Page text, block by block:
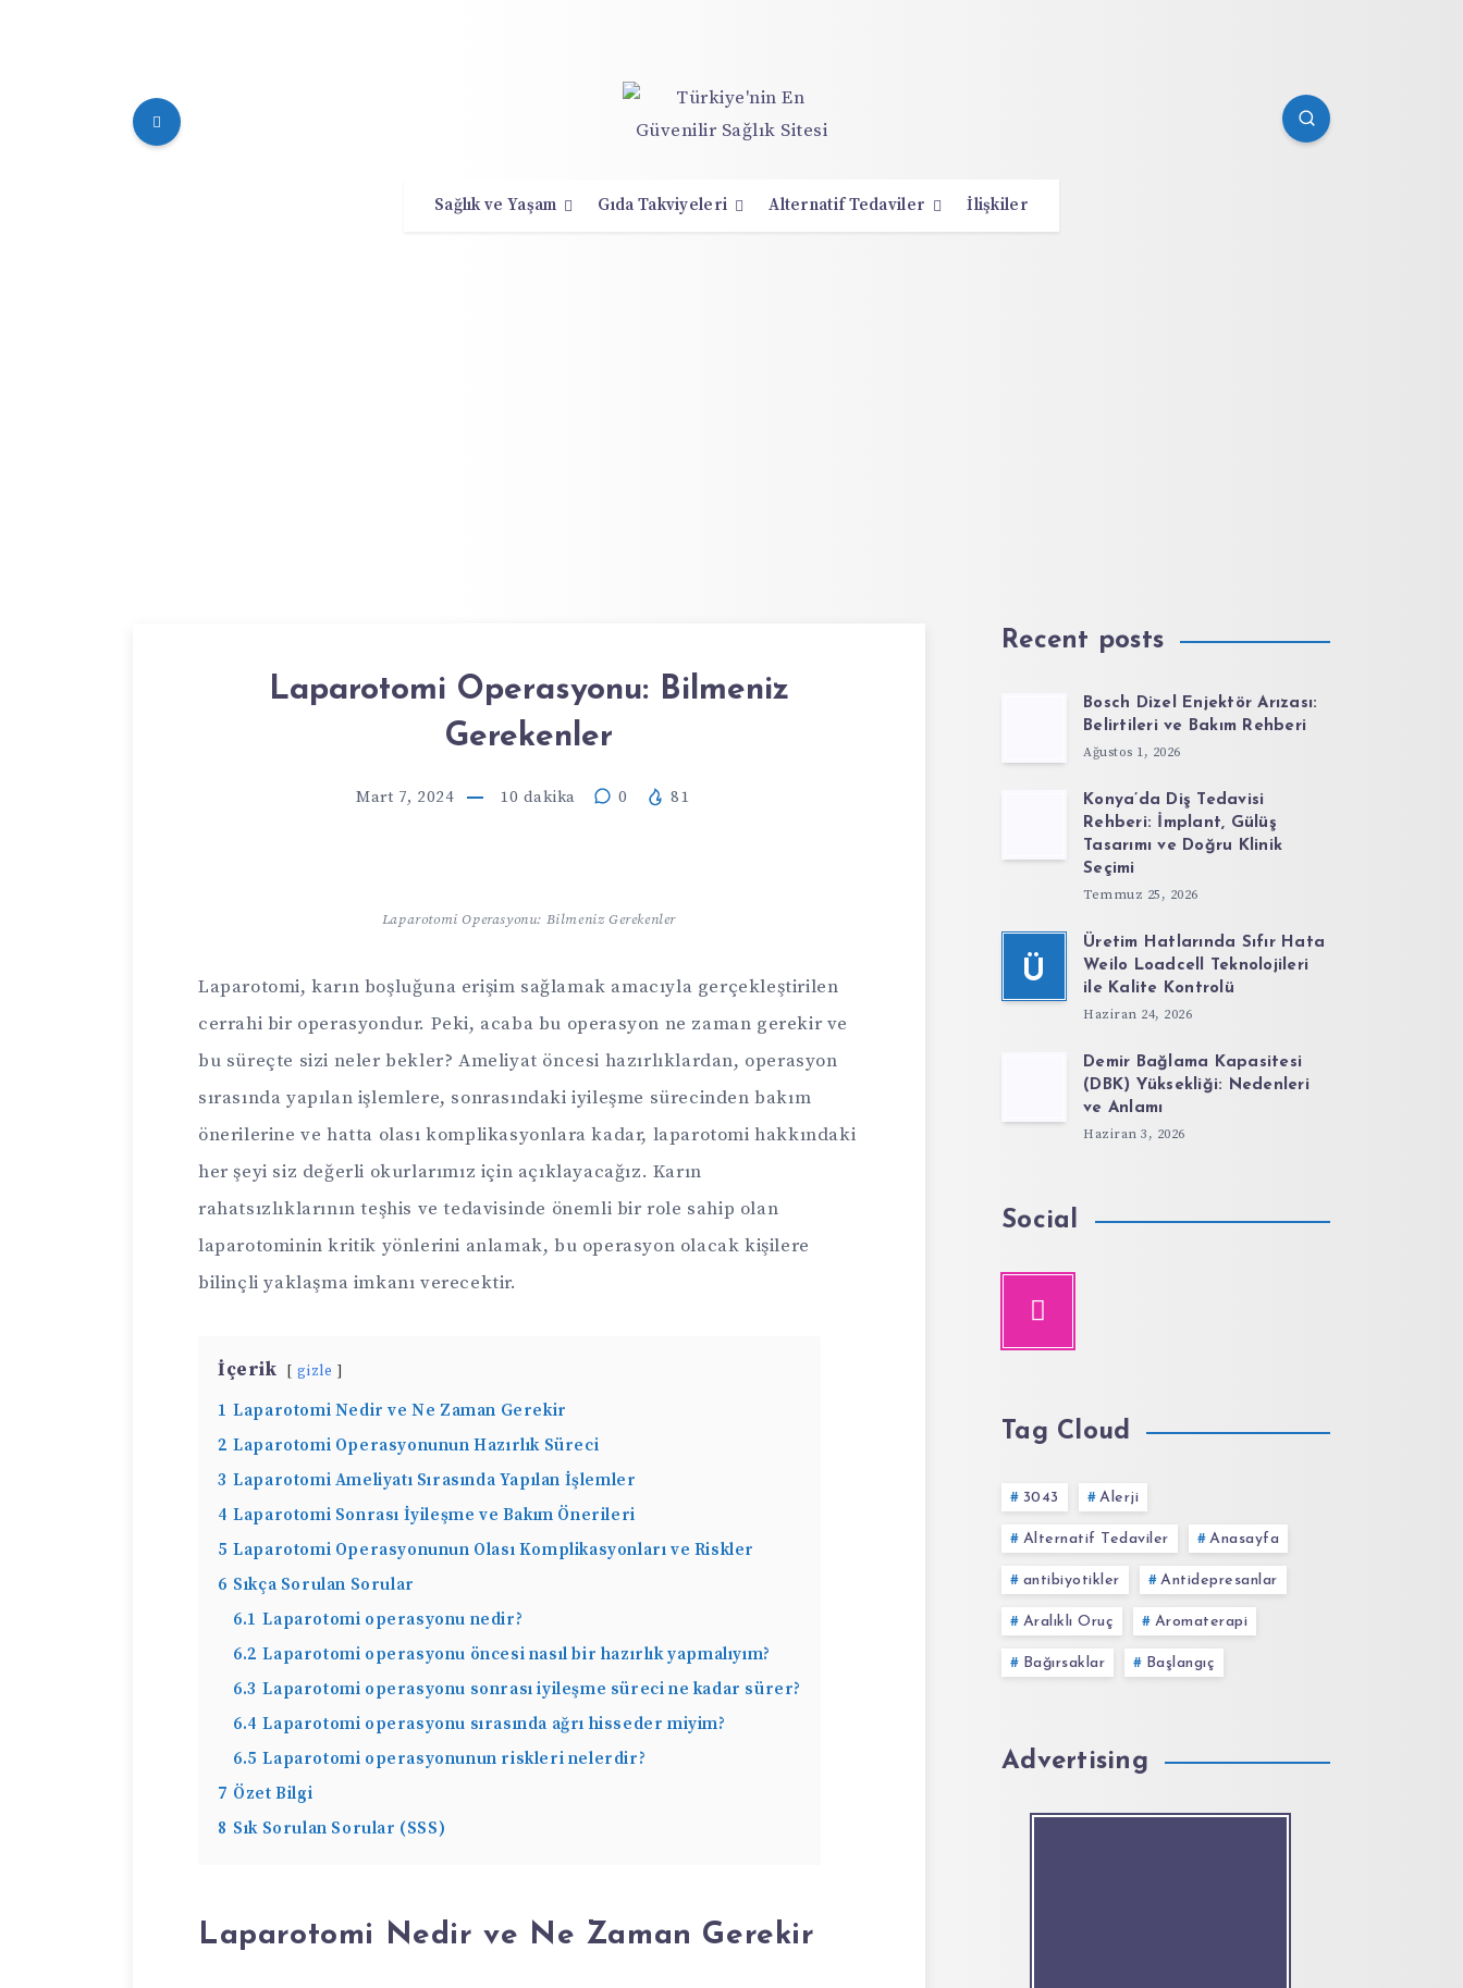
Sağlık ve Yaşam Gıda Takviyeleri Alternatif Tedaviler İlişkiler
Laparotomi Operasyonu: Bilmeniz
Gerekenler
Mart 7, 2024 10 dakika 0 81
Laparotomi Operasyonu: Bilmeniz Gerekenler
Laparotomi, karın boşluğuna erişim sağlamak amacıyla gerçekleştirilen
cerrahi bir operasyondur. Peki, acaba bu operasyon ne zaman gerekir ve
bu süreçte sizi neler bekler? Ameliyat öncesi hazırlıklardan, operasyon
sırasında yapılan işlemlere, sonrasındaki iyileşme sürecinden bakım
önerilerine ve hatta olası komplikasyonlara kadar, laparotomi hakkındaki
her şeyi siz değerli okurlarımız için açıklayacağız. Karın
rahatsızlıklarının teşhis ve tedavisinde önemli bir role sahip olan
laparotominin kritik yönlerini anlamak, bu operasyon olacak kişilere
bilinçli yaklaşma imkanı verecektir.
İçerik gizle
1 Laparotomi Nedir ve Ne Zaman Gerekir
2 Laparotomi Operasyonunun Hazırlık Süreci
3 Laparotomi Ameliyatı Sırasında Yapılan İşlemler
4 Laparotomi Sonrası İyileşme ve Bakım Önerileri
5 Laparotomi Operasyonunun Olası Komplikasyonları ve Riskler
6 Sıkça Sorulan Sorular
6.1 Laparotomi operasyonu nedir?
6.2 Laparotomi operasyonu öncesi nasıl bir hazırlık yapmalıyım?
6.3 Laparotomi operasyonu sonrası iyileşme süreci ne kadar sürer?
6.4 Laparotomi operasyonu sırasında ağrı hisseder miyim?
6.5 Laparotomi operasyonunun riskleri nelerdir?
7 Özet Bilgi
8 Sık Sorulan Sorular (SSS)
Laparotomi Nedir ve Ne Zaman Gerekir
Recent posts
Bosch Dizel Enjektör Arızası:
Belirtileri ve Bakım Rehberi
Ağustos 1, 2026
Konya’da Diş Tedavisi
Rehberi: İmplant, Gülüş
Tasarımı ve Doğru Klinik
Seçimi
Temmuz 25, 2026
Ü
Üretim Hatlarında Sıfır Hata
Weilo Loadcell Teknolojileri
ile Kalite Kontrolü
Haziran 24, 2026
Demir Bağlama Kapasitesi
(DBK) Yüksekliği: Nedenleri
ve Anlamı
Haziran 3, 2026
Social
Tag Cloud
3043 Alerji
Alternatif Tedaviler Anasayfa
antibiyotikler Antidepresanlar
Aralıklı Oruç Aromaterapi
Bağırsaklar Başlangıç
Advertising